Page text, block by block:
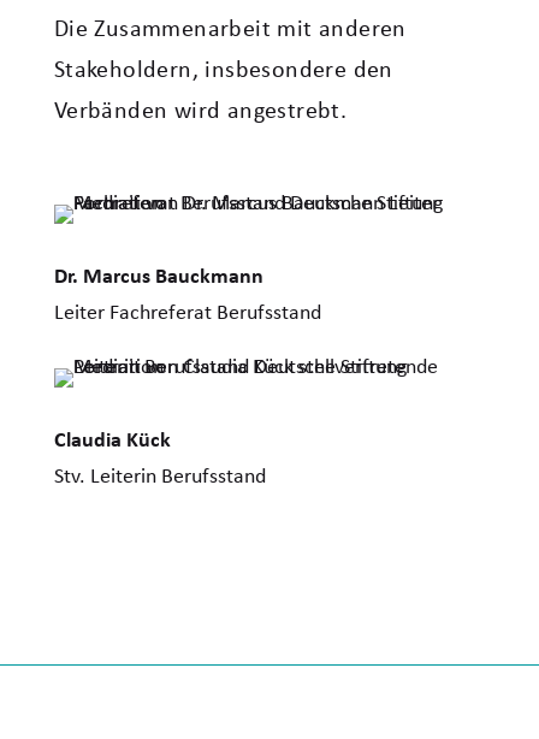
Die Zusammenarbeit mit anderen
Stakeholdern, insbesondere den
Verbänden wird angestrebt.
Dr. Marcus Bauckmann
Leiter Fachreferat Berufsstand
Claudia Kück
Stv. Leiterin Berufsstand